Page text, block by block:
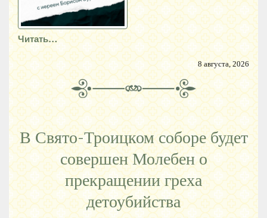
Читать…
8 августа, 2026
В Свято-Троицком соборе будет
совершен Молебен о
прекращении греха
детоубийства